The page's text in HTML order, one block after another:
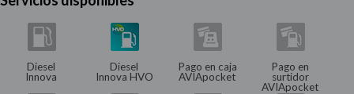
Diesel
Innova
Diesel
Innova HVO
Pago en caja
AVIApocket
Pago en
surtidor
AVIApocket